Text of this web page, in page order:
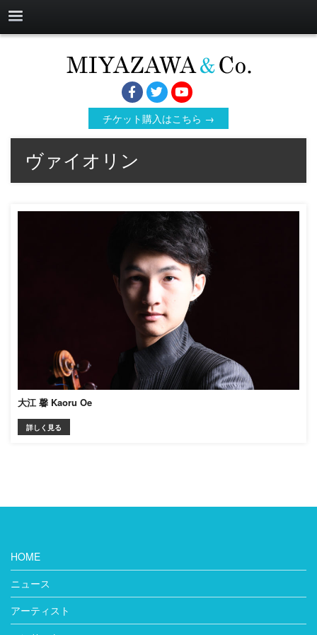
チケット購入はこちら →
ヴァイオリン
大江 馨 Kaoru Oe
詳しく見る
HOME
ニュース
アーティスト